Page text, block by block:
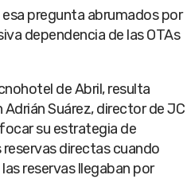
pregunta abrumados por
dependencia de las OTAs
de Abril, resulta
Suárez, director de JC
su estrategia de
directas cuando
reservas llegaban por